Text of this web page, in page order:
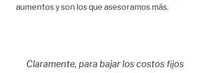
aumentos y son los que asesoramos más.
Claramente, para bajar los costos fijos